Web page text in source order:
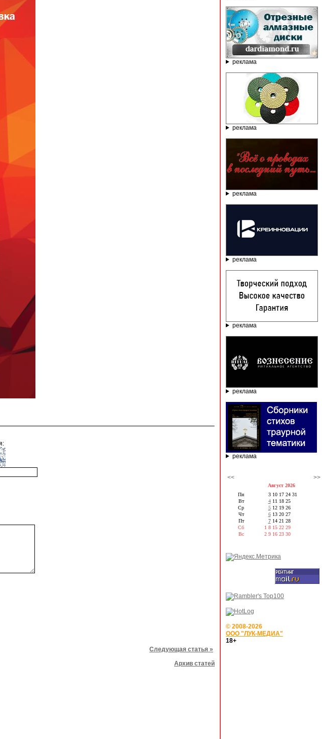
Следующая статья »
Архив статей
реклама
реклама
реклама
реклама
реклама
реклама
реклама
<< >>
Август 2026
Пн
Вт
Ср
Чт
Пт
Сб
Вс
3 10 17 24 31
4 11 18 25
5 12 19 26
6 13 20 27
7 14 21 28
1 8 15 22 29
2 9 16 23 30
© 2008-2026
ООО "ЛУК-МЕДИА"
18+